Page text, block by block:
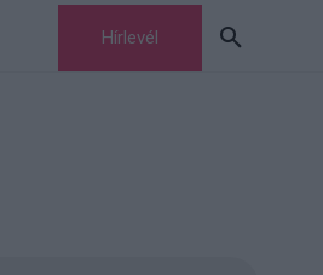
Hírlevél